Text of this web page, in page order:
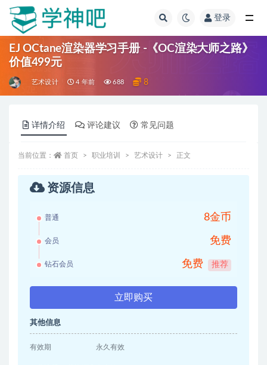
登录
EJ OCtane渲染器学习手册 -《OC渲染大师之路》
价值499元
艺术设计 4 年前 688 8
详情介绍 评论建议 常见问题
当前位置： 首页 职业培训 艺术设计 正文
资源信息
普通 8金币
会员 免费
钻石会员 免费 推荐
立即购买
其他信息
有效期 永久有效